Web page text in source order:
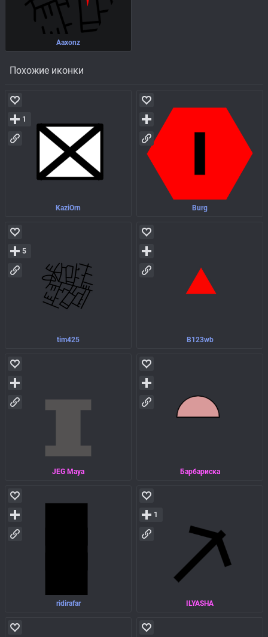
Aaxonz
Похожие иконки
KaziOrn
1
Burg
tim425
5
B123wb
JEG Maya Барбариска
ridirafar ILYASHA
1